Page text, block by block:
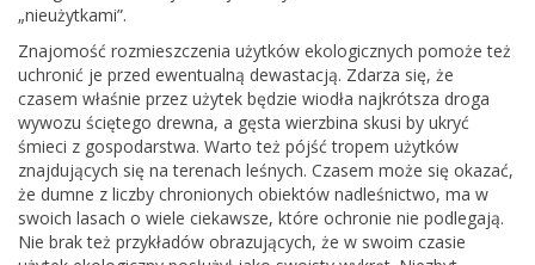
„nieużytkami”.
Znajomość rozmieszczenia użytków ekologicznych pomoże też
uchronić je przed ewentualną dewastacją. Zdarza się, że
czasem właśnie przez użytek będzie wiodła najkrótsza droga
wywozu ściętego drewna, a gęsta wierzbina skusi by ukryć
śmieci z gospodarstwa. Warto też pójść tropem użytków
znajdujących się na terenach leśnych. Czasem może się okazać,
że dumne z liczby chronionych obiektów nadleśnictwo, ma w
swoich lasach o wiele ciekawsze, które ochronie nie podlegają.
Nie brak też przykładów obrazujących, że w swoim czasie